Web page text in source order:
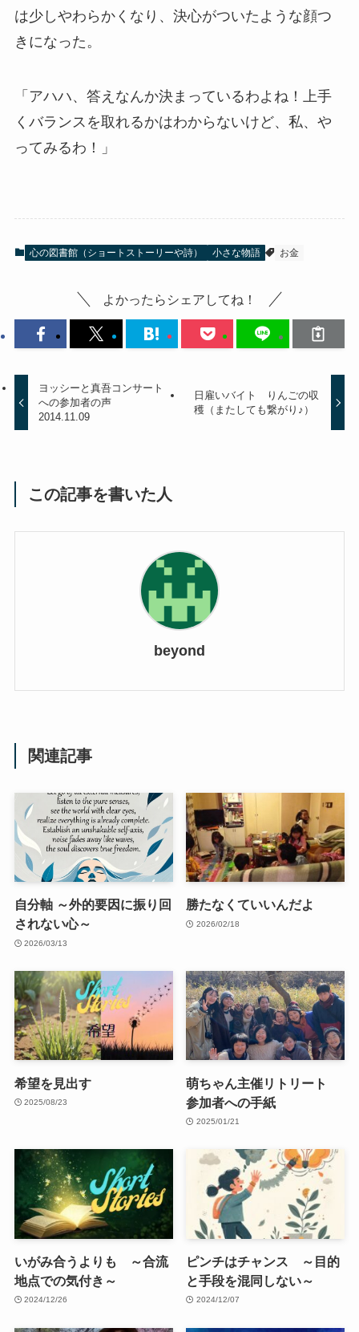
は少しやわらかくなり、決心がついたような顔つ
きになった。
「アハハ、答えなんか決まっているわよね！上手
くバランスを取れるかはわからないけど、私、や
ってみるわ！」
心の図書館（ショートストーリーや詩） 小さな物語 お金
よかったらシェアしてね！
ヨッシーと真吾コンサート
への参加者の声
2014.11.09
日雇いバイト りんごの収
穫（またしても繋がり♪）
この記事を書いた人
beyond
関連記事
自分軸 ～外的要因に振り回
されない心～
2026/03/13
勝たなくていいんだよ
2026/02/18
希望を見出す
2025/08/23
萌ちゃん主催リトリート
参加者への手紙
2025/01/21
いがみ合うよりも ～合流
地点での気付き～
2024/12/26
ピンチはチャンス ～目的
と手段を混同しない～
2024/12/07